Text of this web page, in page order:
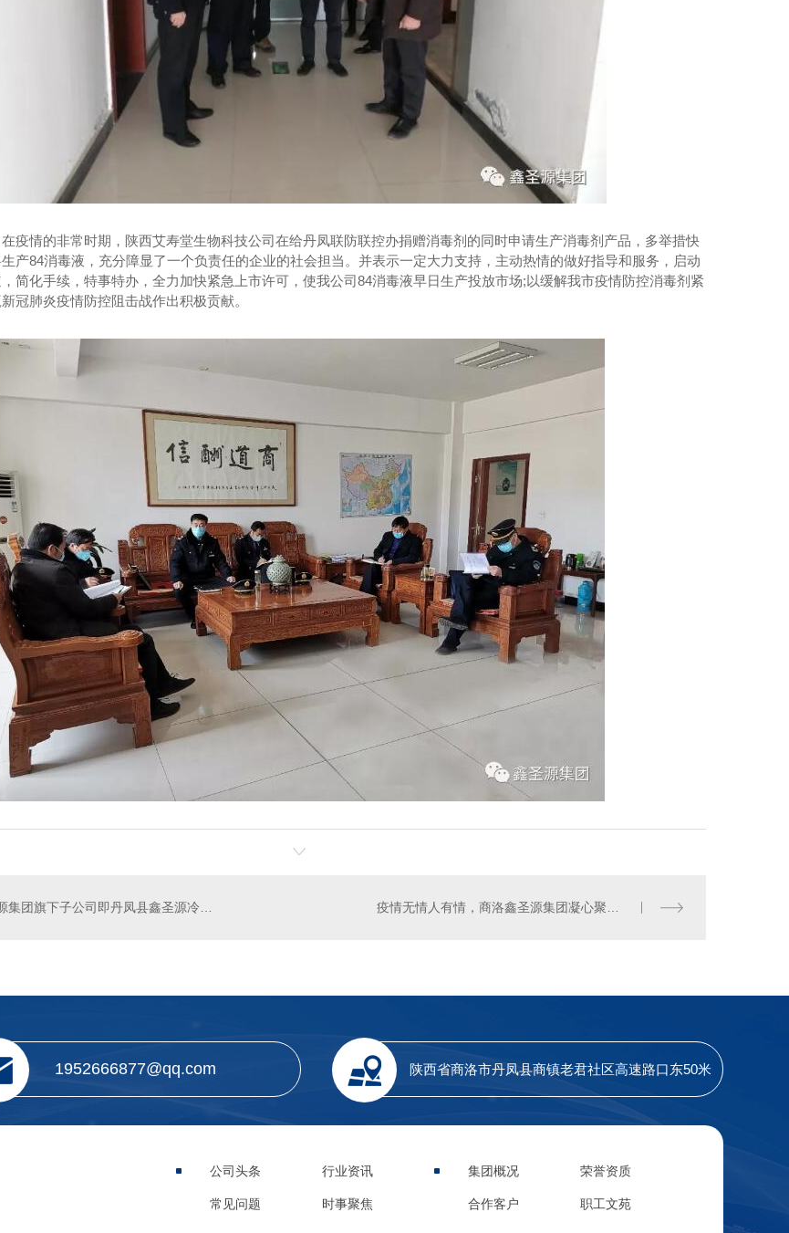
金属复合保温装饰集成板定制 陕西**饰面材料
疫情的非常时期，陕西艾寿堂生物科技公司在给丹凤联防联控办捐赠消毒剂的同时申请生产消毒剂产品，多举措快
产84消毒液，充分障显了一个负责任的企业的社会担当。并表示一定大力支持，主动热情的做好指导和服务，启动
简化手续，特事特办，全力加快紧急上市许可，使我公司84消毒液早日生产投放市场;以缓解我市疫情防控消毒剂紧
冠肺炎疫情防控阻击战作出积极贡献。
鑫圣源集团旗下子公司即丹凤县鑫圣源冷冻设备有限公司新增新项目了！ 疫情无情人有情，商洛鑫圣源集团凝心聚力抗疫情，爱心捐赠助力“疫情防控，为我县防控新型冠状病毒尽绵薄之力！
1952666877@qq.com 陕西省商洛市丹凤县商镇老君社区高速路口东50米
公司头条 行业资讯
常见问题 时事聚焦
集团概况 荣誉资质
合作客户 职工文苑